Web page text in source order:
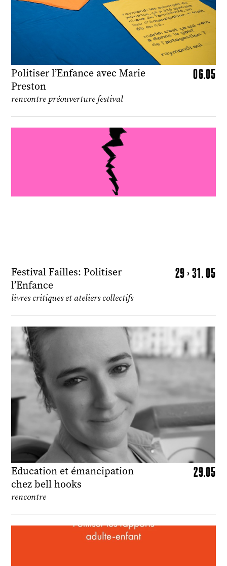
Politiser l’Enfance avec Marie
Preston
06.05
rencontre préouverture festival
Festival Failles: Politiser
l’Enfance
29 > 31. 05
livres critiques et ateliers collectifs
Education et émancipation
chez bell hooks
29.05
rencontre